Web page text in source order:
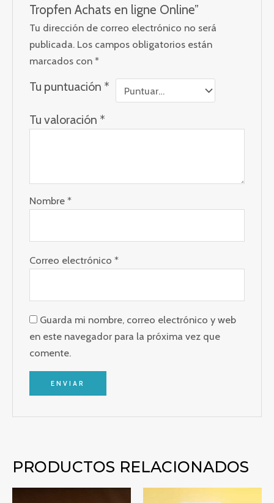
Tropfen Achats en ligne Online”
Tu dirección de correo electrónico no será
publicada. Los campos obligatorios están
marcados con*
Tu puntuación *
Tu valoración *
Nombre*
Correo electrónico*
Guarda mi nombre, correo electrónico y web
en este navegador para la próxima vez que
comente.
PRODUCTOS RELACIONADOS